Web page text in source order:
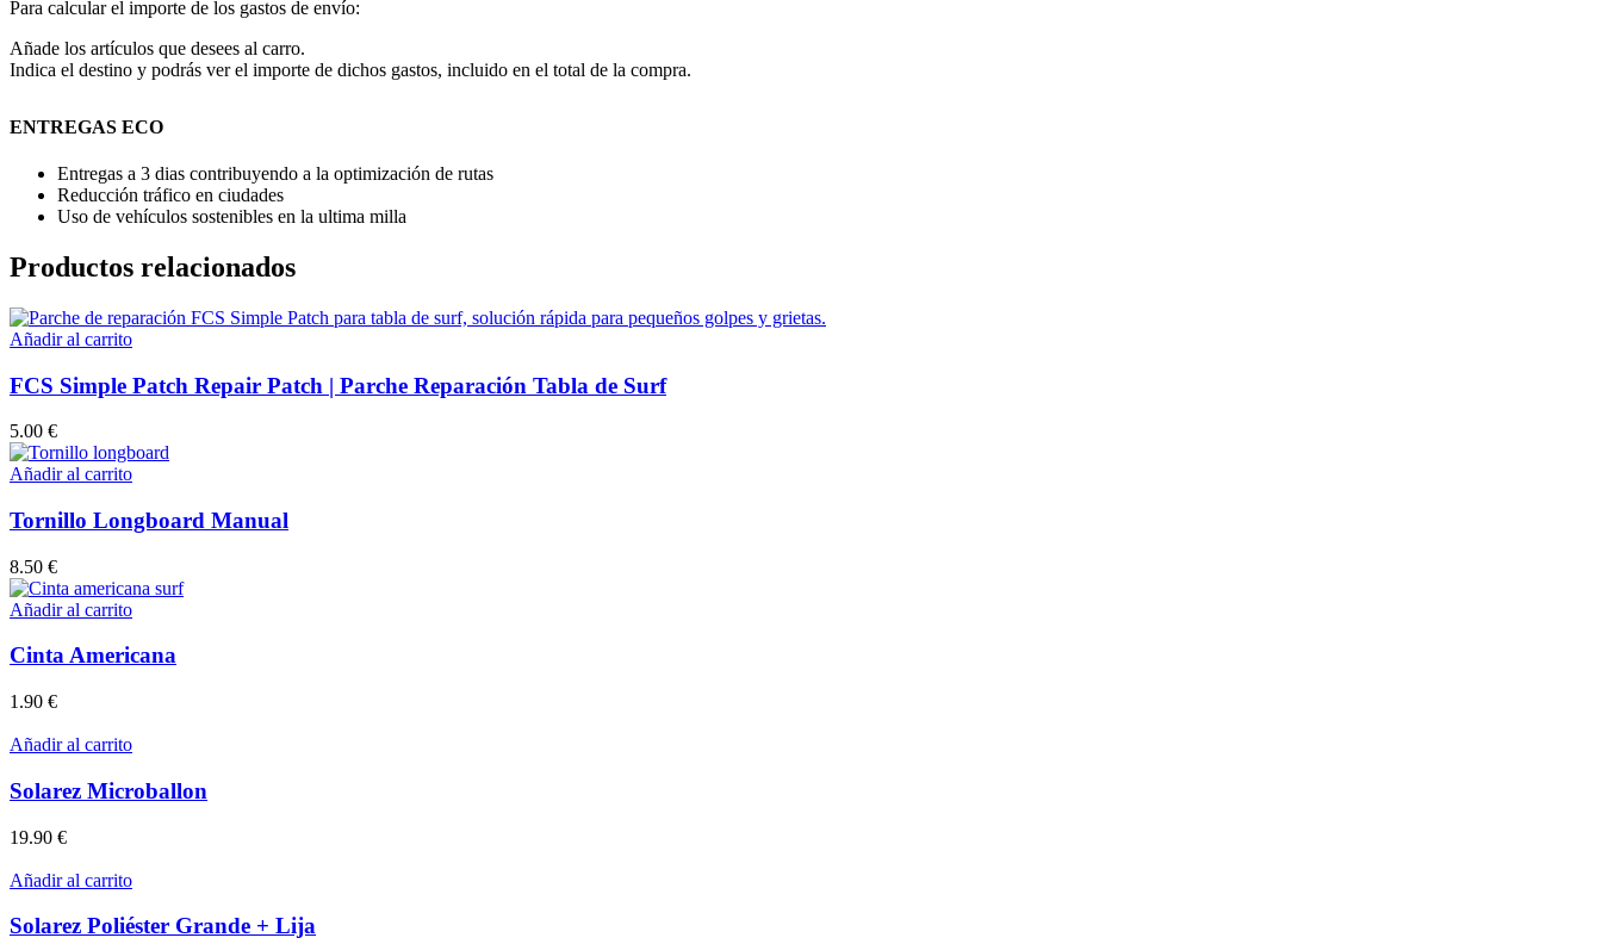
Para calcular el importe de los gastos de envío:
Añade los artículos que desees al carro.
Indica el destino y podrás ver el importe de dichos gastos, incluido en el total de la compra.
ENTREGAS ECO
Entregas a 3 dias contribuyendo a la optimización de rutas
Reducción tráfico en ciudades
Uso de vehículos sostenibles en la ultima milla
Productos relacionados
Añadir al carrito
FCS Simple Patch Repair Patch | Parche Reparación Tabla de Surf
5.00 €
Añadir al carrito
Tornillo Longboard Manual
8.50 €
Añadir al carrito
Cinta Americana
1.90 €
Añadir al carrito
Solarez Microballon
19.90 €
Añadir al carrito
Solarez Poliéster Grande + Lija